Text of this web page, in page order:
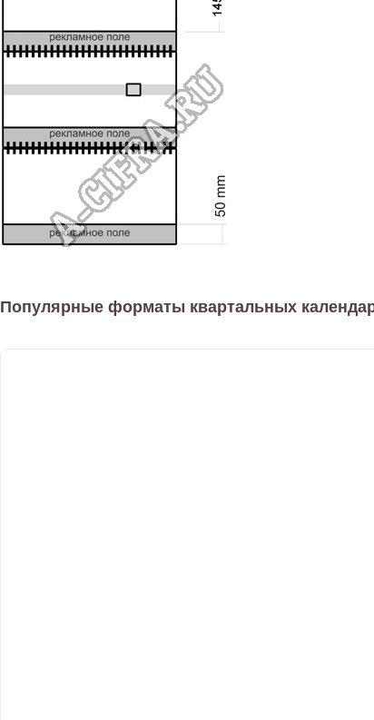
Популярные форматы квартальных